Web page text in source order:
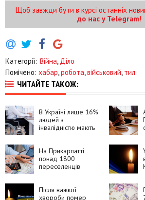
Щоб завжди бути в курсі останніх
до нас у Telegram!
Категорії: Війна, Діло
Помічено: хабар,робота,військовий, тил
ЧИТАЙТЕ ТАКОЖ:
В Україні лише 16%
людей з
інвалідністю мають
На Прикарпатті
понад 1800
переселенців
програмі
Після важкої
хвороби помер